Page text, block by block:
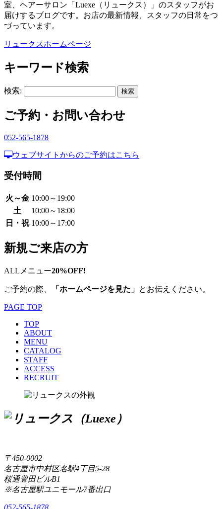
室、ヘアーサロン「Luexe（リュークス）」のスタッフがお
届けするブログです。お店の最新情報、スタッフの日常をつ
づっています。
リュークスホームページ
キーワード検索
検索:
ご予約・お問い合わせ
052-565-1878
ウェブサイトからのご予約はこちら
受付時間
火～金 10:00～19:00
土
10:00～18:00
日・祝 10:00～17:00
新規ご来店の方
ALLメニュー20%OFF!
ご予約の際、 「ホームページを見た」 とお伝えください。
PAGE TOP
TOP
ABOUT
MENU
CATALOG
STAFF
ACCESS
RECRUIT
〒450-0002
名古屋市中村区名駅4丁目5-28
桜通豊田ビルB1
※名古屋駅ユニモール7番出口
052-565-1878